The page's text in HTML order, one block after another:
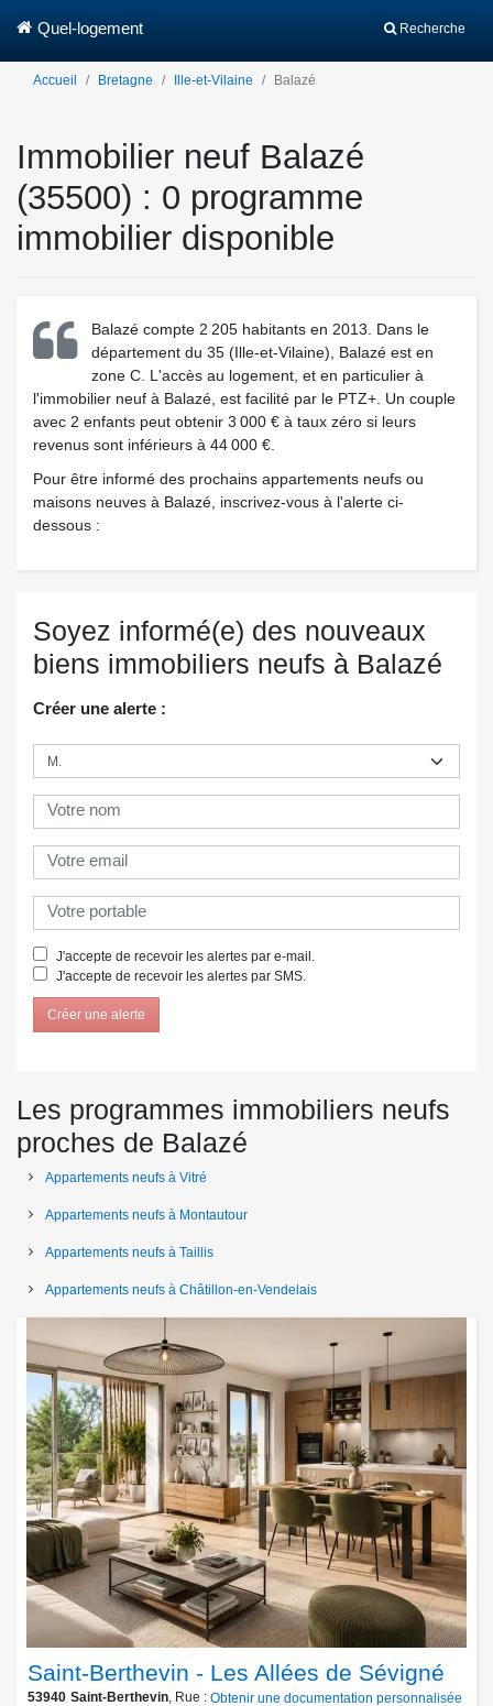
Recherche
Quel-logement
Accueil Bretagne Ille-et-Vilaine Balazé
Immobilier neuf Balazé
(35500) : 0 programme
immobilier disponible
Balazé compte 2 205 habitants en 2013. Dans le
département du 35 (Ille-et-Vilaine), Balazé est en
zone C. L'accès au logement, et en particulier à
l'immobilier neuf à Balazé, est facilité par le PTZ+. Un couple
avec 2 enfants peut obtenir 3 000 € à taux zéro si leurs
revenus sont inférieurs à 44 000 €.
Pour être informé des prochains appartements neufs ou
maisons neuves à Balazé, inscrivez-vous à l'alerte ci-
dessous :
Soyez informé(e) des nouveaux
biens immobiliers neufs à Balazé
Créer une alerte :
J'accepte de recevoir les alertes par e-mail.
J'accepte de recevoir les alertes par SMS.
Créer une alerte
Les programmes immobiliers neufs
proches de Balazé
Appartements neufs à Vitré
Appartements neufs à Montautour
Appartements neufs à Taillis
Appartements neufs à Châtillon-en-Vendelais
Saint-Berthevin - Les Allées de Sévigné
53940 Saint-Berthevin, Rue : Obtenir une documentation personnalisée